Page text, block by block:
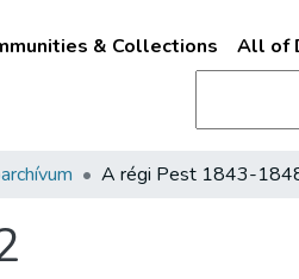
& Collections All of